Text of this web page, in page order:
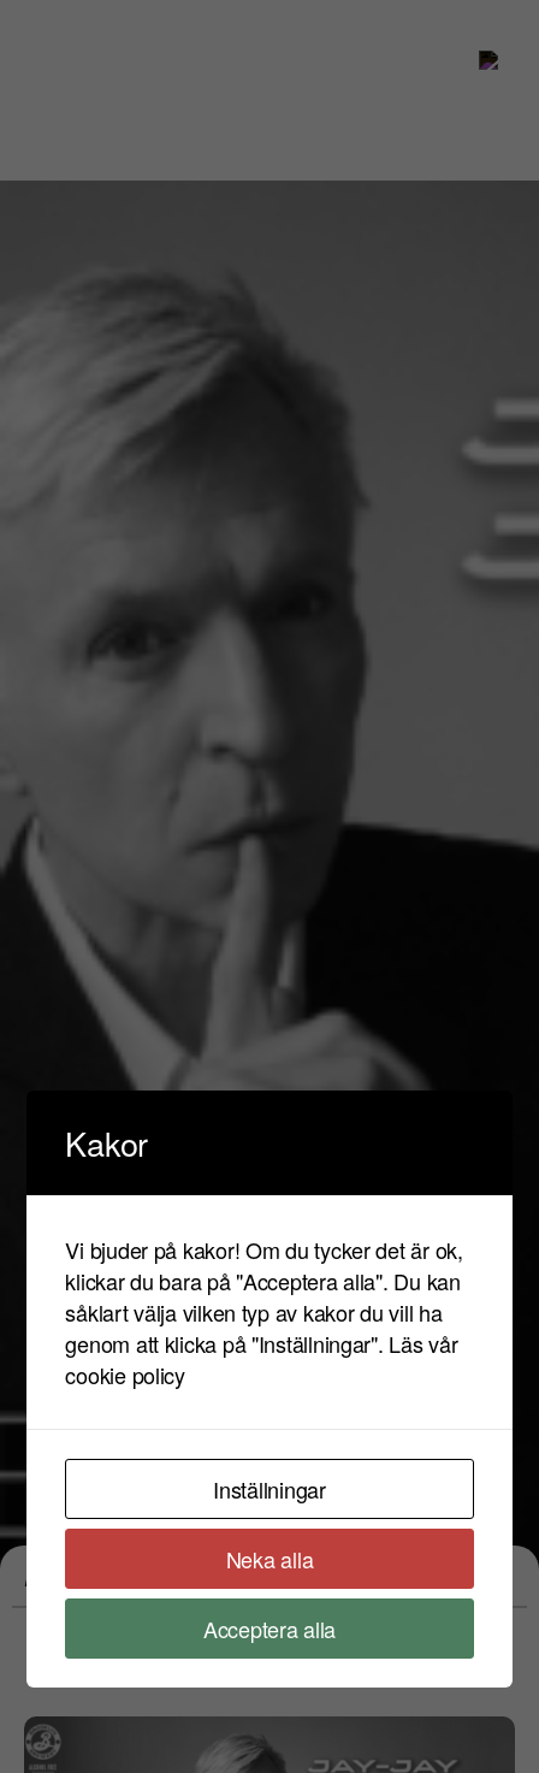
Evenemangstyp: Trip-Hop
Kakor
Vi bjuder på kakor! Om du tycker det är ok,
klickar du bara på "Acceptera alla". Du kan
såklart välja vilken typ av kakor du vill ha
genom att klicka på "Inställningar". Läs vår
cookie policy
Inställningar
Neka alla
Acceptera alla